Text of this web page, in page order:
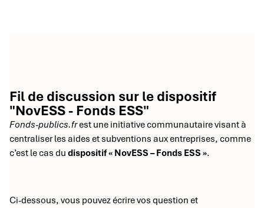
Fil de discussion sur le dispositif
"NovESS - Fonds ESS"
Fonds-publics.frest une initiative communautaire visant à
centraliser les aides et subventions aux entreprises, comme
c’est le cas du dispositif « NovESS – Fonds ESS ».
Ci-dessous, vous pouvez écrire vos question et